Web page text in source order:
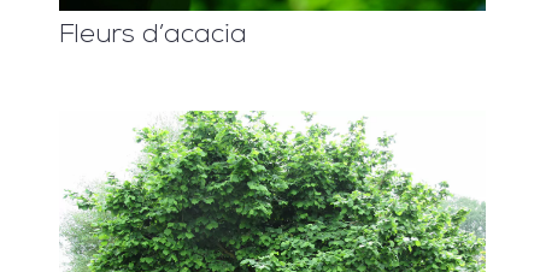
Fleurs d’acacia